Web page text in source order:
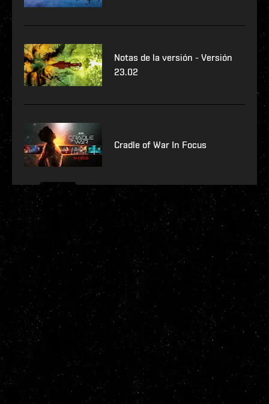
Notas de la versión - Versión
23.02
Cradle of War In Focus